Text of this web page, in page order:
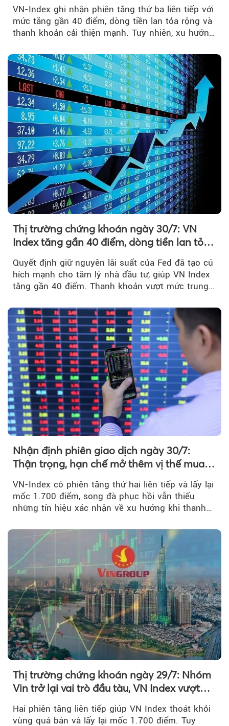
VN-Index ghi nhận phiên tăng thứ ba liên tiếp với
mức tăng gần 40 điểm, dòng tiền lan tỏa rộng và
thanh khoản cải thiện mạnh. Tuy nhiên, xu hướng
Thị trường chứng khoán ngày 30/7: VN
Index tăng gần 40 điểm, dòng tiền lan tỏa
mạnh sau tín hiệu tích cực từ Fed
Quyết định giữ nguyên lãi suất của Fed đã tạo cú
hích mạnh cho tâm lý nhà đầu tư, giúp VN Index
tăng gần 40 điểm. Thanh khoản vượt mức trung
Nhận định phiên giao dịch ngày 30/7:
Thận trọng, hạn chế mở thêm vị thế mua
VN-Index có phiên tăng thứ hai liên tiếp và lấy lại
mốc 1.700 điểm, song đà phục hồi vẫn thiếu
những tín hiệu xác nhận về xu hướng khi thanh
Thị trường chứng khoán ngày 29/7: Nhóm
Vin trở lại vai trò đầu tàu, VN Index vượt
Hai phiên tăng liên tiếp giúp VN Index thoát khỏi
vùng quá bán và lấy lại mốc 1.700 điểm. Tuy